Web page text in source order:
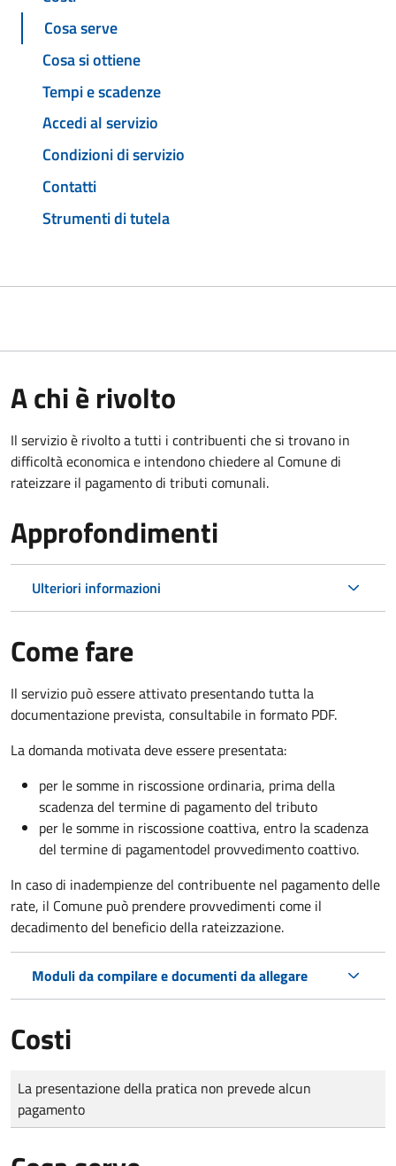
Cosa serve
Cosa si ottiene
Tempi e scadenze
Accedi al servizio
Condizioni di servizio
Contatti
Strumenti di tutela
A chi è rivolto
Il servizio è rivolto a tutti i contribuenti che si trovano in
difficoltà economica e intendono chiedere al Comune di
rateizzare il pagamento di tributi comunali.
Approfondimenti
Ulteriori informazioni
Come fare
Il servizio può essere attivato presentando tutta la
documentazione prevista, consultabile in formato PDF.
La domanda motivata deve essere presentata:
per le somme in riscossione ordinaria, prima della
scadenza del termine di pagamento del tributo
per le somme in riscossione coattiva, entro la scadenza
del termine di pagamentodel provvedimento coattivo.
In caso di inadempienze del contribuente nel pagamento delle
rate, il Comune può prendere provvedimenti come il
decadimentodel beneficio della rateizzazione.
Moduli da compilare e documenti da allegare
Costi
Tipo di pagamento
Importo
La presentazione della pratica non prevede alcun
pagamento